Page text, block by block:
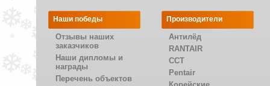
Наши победы
Отзывы наших
заказчиков
Наши дипломы и
награды
Перечень объектов
Производители
Антилёд
RANTAIR
CCT
Pentair